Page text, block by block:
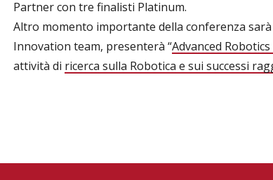
Partner con tre finalisti Platinum.
Altro momento importante della conferenza
Innovation team, presenterà “Advanced
attività di ricerca sulla Robotica e sui successi